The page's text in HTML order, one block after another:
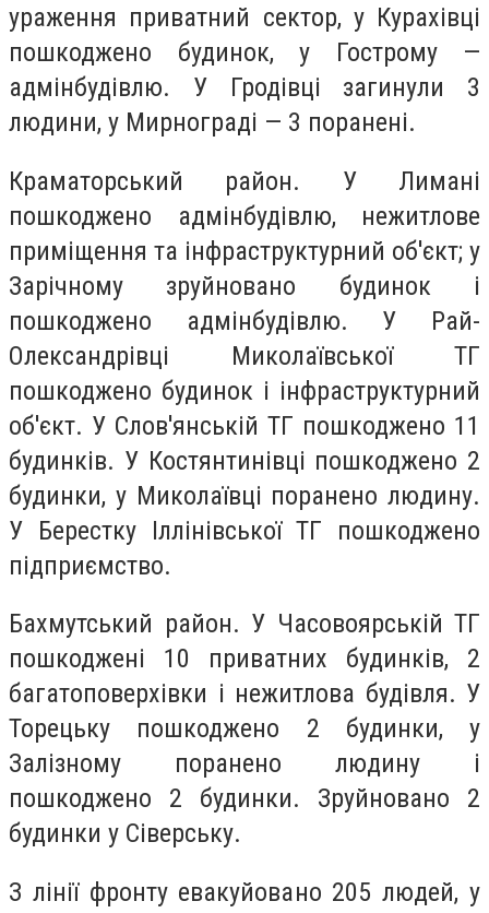
ураження приватний сектор, у Курахівці
пошкоджено будинок, у Гострому —
адмінбудівлю. У Гродівці загинули 3
людини, у Мирнограді — 3 поранені.
Краматорський район. У Лимані
пошкоджено адмінбудівлю, нежитлове
приміщення та інфраструктурний об'єкт; у
Зарічному зруйновано будинок і
пошкоджено адмінбудівлю. У Рай-
Олександрівці Миколаївської ТГ
пошкоджено будинок і інфраструктурний
об'єкт. У Слов'янській ТГ пошкоджено 11
будинків. У Костянтинівці пошкоджено 2
будинки, у Миколаївці поранено людину.
У Берестку Іллінівської ТГ пошкоджено
підприємство.
Бахмутський район. У Часовоярській ТГ
пошкоджені 10 приватних будинків, 2
багатоповерхівки і нежитлова будівля. У
Торецьку пошкоджено 2 будинки, у
Залізному поранено людину і
пошкоджено 2 будинки. Зруйновано 2
будинки у Сіверську.
З лінії фронту евакуйовано 205 людей, у